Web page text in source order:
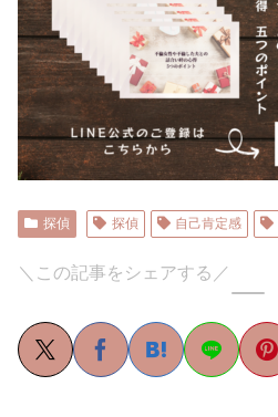
探偵 探偵 自己肯定感
＼この記事をシェアする／